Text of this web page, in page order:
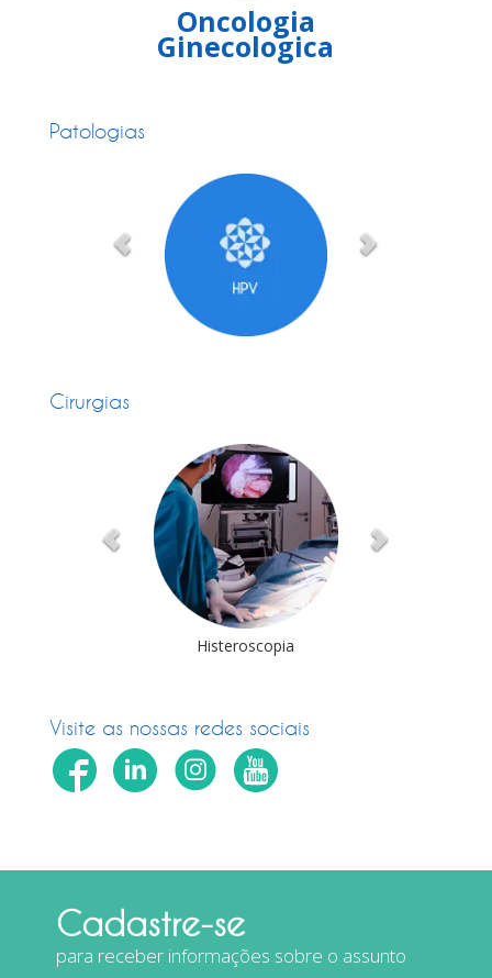
Oncologia
Ginecologica
Patologias
Cirurgias
Histeroscopia
Visite as nossas redes sociais
Cadastre-se
para receber informações sobre o assunto